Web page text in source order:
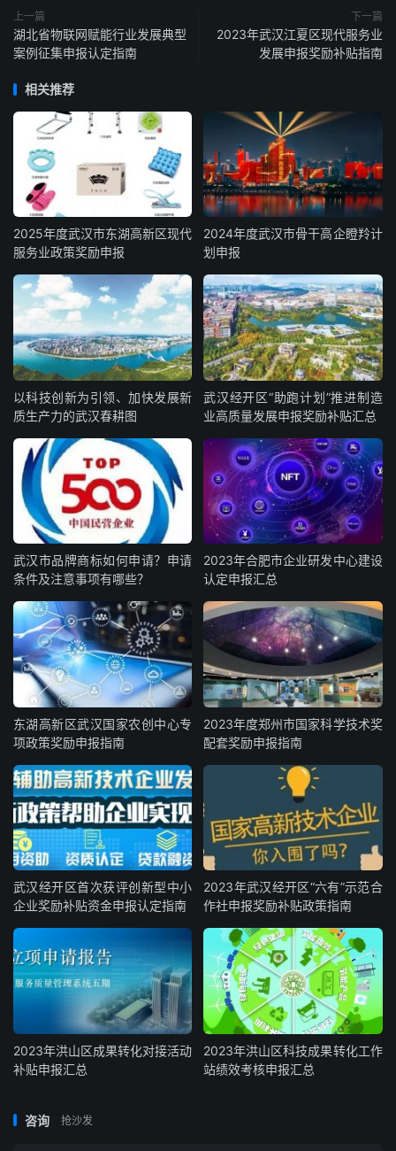
上一篇
湖北省物联网赋能行业发展典型
案例征集申报认定指南
下一篇
2023年武汉江夏区现代服务业
发展申报奖励补贴指南
相关推荐
2025年度武汉市东湖高新区现代
服务业政策奖励申报
2024年度武汉市骨干高企瞪羚计
划申报
以科技创新为引领、加快发展新
质生产力的武汉春耕图
武汉经开区“助跑计划”推进制造
业高质量发展申报奖励补贴汇总
武汉市品牌商标如何申请？申请
条件及注意事项有哪些？
2023年合肥市企业研发中心建设
认定申报汇总
东湖高新区武汉国家农创中心专
项政策奖励申报指南
2023年度郑州市国家科学技术奖
配套奖励申报指南
武汉经开区首次获评创新型中小
企业奖励补贴资金申报认定指南
2023年武汉经开区“六有”示范合
作社申报奖励补贴政策指南
2023年洪山区成果转化对接活动
补贴申报汇总
2023年洪山区科技成果转化工作
站绩效考核申报汇总
咨询 抢沙发